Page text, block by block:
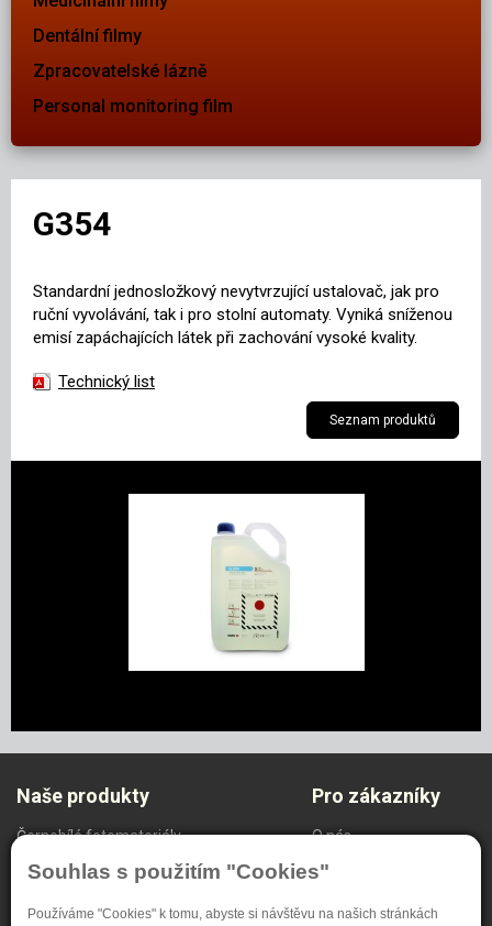
Souhlas s použitím "Cookies"
Používáme "Cookies" k tomu, abyste si návštěvu na našich stránkách
Dentální filmy
Zpracovatelské lázně
Personal monitoring film
G354
Standardní jednosložkový nevytvrzující ustalovač, jak pro
ruční vyvolávání, tak i pro stolní automaty. Vyniká sníženou
emisí zapáchajících látek při zachování vysoké kvality.
Technický list
Seznam produktů
Naše produkty
Černobílé fotomateriály
Radiodiagnostika
Speciální materiály
Pro zákazníky
O nás
Ochrana oznamovatelů